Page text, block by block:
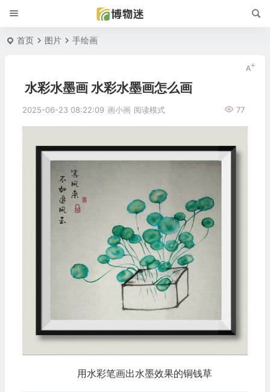
首页 图片 手绘画
水彩水墨画 水彩水墨画怎么画
2025-06-23 08:22:09 画小画 77
阅读模式
用水彩笔画出水墨效果的铜钱草